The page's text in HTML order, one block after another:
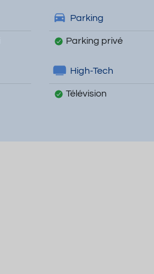
Parking
Parking privé
High-Tech
Télévision